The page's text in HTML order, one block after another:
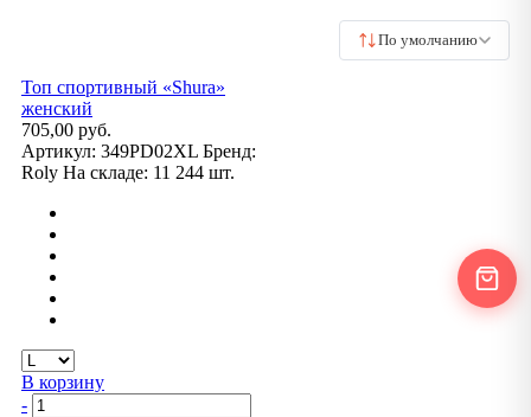
По умолчанию
Топ спортивный «Shura»
женский
705,00 руб.
Артикул: 349PD02XL Бренд:
Roly На складе: 11 244 шт.
В корзину
-